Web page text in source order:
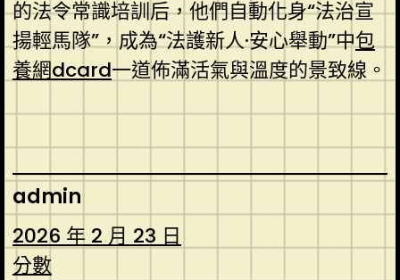
的法令常識培訓后，他們自動化身“法治宣
揚輕馬隊”，成為“法護新人·安心舉動”中包
養網dcard一道佈滿活氣與溫度的景致線。
admin
2026 年 2 月 23 日
分數